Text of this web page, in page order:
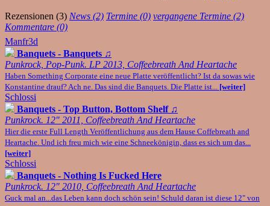
Rezensionen (3) News (2) Termine (0) vergangene Termine (2)
Kommentare (0)
Manfr3d
Banquets - Banquets ♫
Punkrock, Pop-Punk. LP 2013, Coffeebreath And Heartache
Haben Something Corporate eine neue Platte veröffentlicht? Ist da sowas wie
Konstantine drauf? Ach ne. Das sind die Banquets. Die Platte ist... [weiter]
Schlossi
Banquets - Top Button, Bottom Shelf♫
Punkrock. 12" 2011, Coffeebreath And Heartache
Hier die erste Full Length Veröffentlichung aus dem Hause Coffebreath and
Heartache. Und ich freu mich wie eine Schneekönigin, dass es sich um das...
[weiter]
Schlossi
Banquets - Nothing Is Fucked Here
Punkrock. 12" 2010, Coffeebreath And Heartache
Guck mal an...das Leben kann doch schön sein! Schuld daran ist diese 12" von